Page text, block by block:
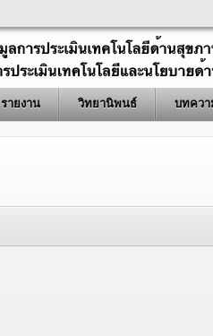
รายงาน วิทยานิพนธ์ บทควา